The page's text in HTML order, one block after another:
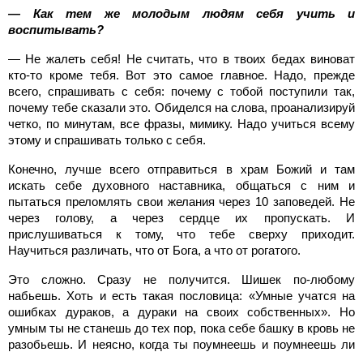
— Как тем же молодым людям себя учить и
воспитывать?
— Не жалеть себя! Не считать, что в твоих бедах виноват
кто-то кроме тебя. Вот это самое главное. Надо, прежде
всего, спрашивать с себя: почему с тобой поступили так,
почему тебе сказали это. Обиделся на слова, проанализируй
четко, по минутам, все фразы, мимику. Надо учиться всему
этому и спрашивать только с себя.
Конечно, лучше всего отправиться в храм Божий и там
искать себе духовного наставника, общаться с ним и
пытаться преломлять свои желания через 10 заповедей. Не
через голову, а через сердце их пропускать. И
прислушиваться к тому, что тебе сверху приходит.
Научиться различать, что от Бога, а что от рогатого.
Это сложно. Сразу не получится. Шишек по-любому
набьешь. Хоть и есть такая пословица: «Умные учатся на
ошибках дураков, а дураки на своих собственных». Но
умным ты не станешь до тех пор, пока себе башку в кровь не
разобьешь. И неясно, когда ты поумнеешь и поумнеешь ли